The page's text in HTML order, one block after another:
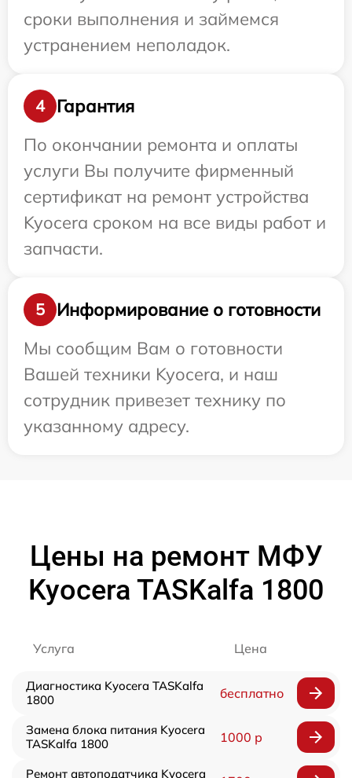
сроки выполнения и займемся
устранением неполадок.
4
Гарантия
По окончании ремонта и оплаты
услуги Вы получите фирменный
сертификат на ремонт устройства
Kyocera сроком на все виды работ и
запчасти.
5
Информирование о готовности
Мы сообщим Вам о готовности
Вашей техники Kyocera, и наш
сотрудник привезет технику по
указанному адресу.
Цены на ремонт МФУ
Kyocera TASKalfa 1800
Услуга Цена
Диагностика Kyocera TASKalfa
1800
бесплатно
Замена блока питания Kyocera
TASKalfa 1800
1000 р
Ремонт автоподатчика Kyocera